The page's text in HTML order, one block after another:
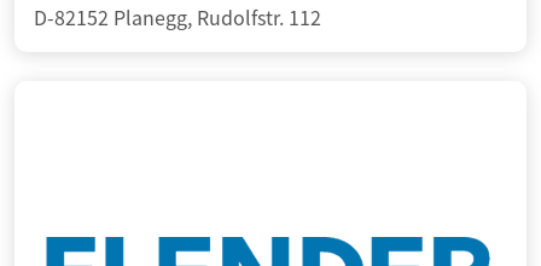
D-82152 Planegg, Rudolfstr. 112